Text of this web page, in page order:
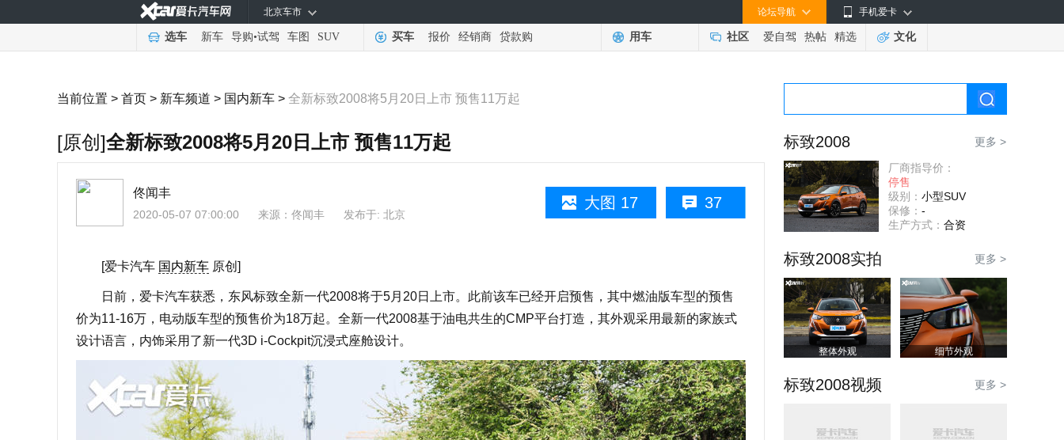
手机爱卡
论坛导航
北京车市
选车 新车 导购•试驾 车图 SUV 买车 报价 经销商 贷款购 用车 社区 爱自驾 热帖 精选 文化
当前位置 > 首页 > 新车频道 > 国内新车 > 全新标致2008将5月20日上市 预售11万起
[原创]全新标致2008将5月20日上市 预售11万起
37
大图 17
佟闻丰
2020-05-07 07:00:00 来源： 佟闻丰 发布于: 北京
[爱卡汽车 国内新车 原创]
日前，爱卡汽车获悉，东风标致全新一代2008将于5月20日上市。此前该车已经开启预售，其中燃油版车型的预售
价为11-16万，电动版车型的预售价为18万起。全新一代2008基于油电共生的CMP平台打造，其外观采用最新的家族式
设计语言，内饰采用了新一代3D i-Cockpit沉浸式座舱设计。
标致2008 更多 >
厂商指导价：
停售
级别： 小型SUV
保修： -
生产方式： 合资
标致2008实拍 更多 >
整体外观 细节外观
标致2008视频 更多 >